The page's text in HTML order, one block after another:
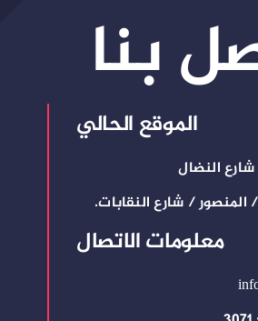
بنا
الموقع الحالي
شارع النضال
المنصور / شارع النقابات.
معلومات الاتصال